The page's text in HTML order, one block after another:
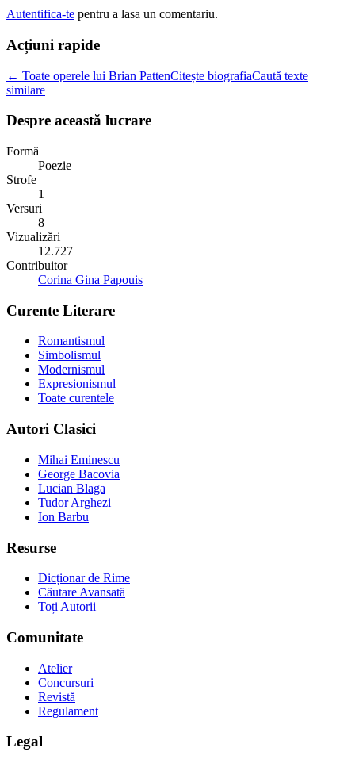
Autentifica-te pentru a lasa un comentariu.
Acțiuni rapide
← Toate operele lui Brian PattenCitește biografiaCaută texte
similare
Despre această lucrare
Formă
Poezie
Strofe
1
Versuri
8
Vizualizări
12.727
Contribuitor
Corina Gina Papouis
Curente Literare
Romantismul
Simbolismul
Modernismul
Expresionismul
Toate curentele
Autori Clasici
Mihai Eminescu
George Bacovia
Lucian Blaga
Tudor Arghezi
Ion Barbu
Resurse
Dicționar de Rime
Căutare Avansată
Toți Autorii
Comunitate
Atelier
Concursuri
Revistă
Regulament
Legal